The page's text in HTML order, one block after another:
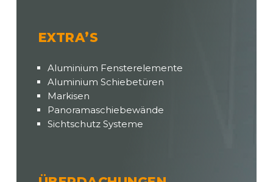
EXTRA’S
Aluminium Fensterelemente
Aluminium Schiebetüren
Markisen
Panoramaschiebewände
Sichtschutz Systeme